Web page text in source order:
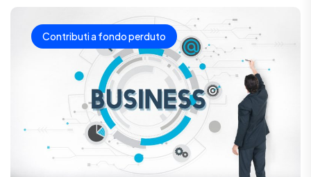
Contributi a fondo perduto